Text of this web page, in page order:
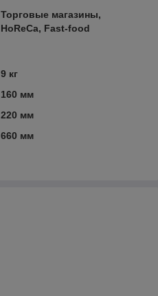
Торговые магазины,
HoReCa, Fast-food
9 кг
160 мм
220 мм
660 мм